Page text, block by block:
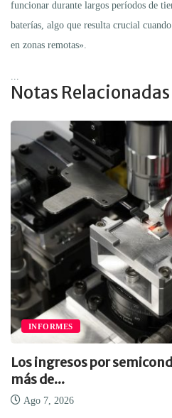
funcionar durante largos períodos de
baterías, algo que resulta crucial
en zonas remotas».
Notas Relacionadas
INFORMES
Los ingresos por
más de...
Ago 7, 2026